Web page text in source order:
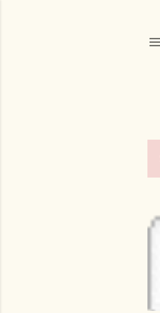
P
s